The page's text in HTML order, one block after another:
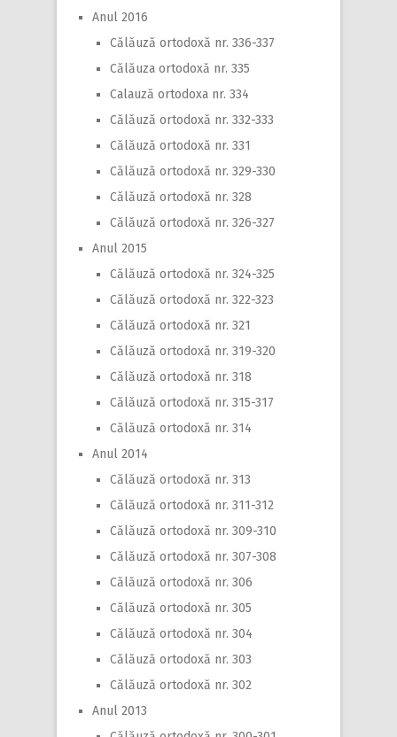
Anul 2016
Călăuză ortodoxă nr. 336-337
Călăuza ortodoxă nr. 335
Calauză ortodoxa nr. 334
Călăuză ortodoxă nr. 332-333
Călăuză ortodoxă nr. 331
Călăuză ortodoxă nr. 329-330
Călăuză ortodoxă nr. 328
Călăuză ortodoxă nr. 326-327
Anul 2015
Călăuză ortodoxă nr. 324-325
Călăuză ortodoxă nr. 322-323
Călăuză ortodoxă nr. 321
Călăuză ortodoxă nr. 319-320
Călăuză ortodoxă nr. 318
Călăuză ortodoxă nr. 315-317
Călăuză ortodoxă nr. 314
Anul 2014
Călăuză ortodoxă nr. 313
Călăuză ortodoxă nr. 311-312
Călăuză ortodoxă nr. 309-310
Călăuză ortodoxă nr. 307-308
Călăuză ortodoxă nr. 306
Călăuză ortodoxă nr. 305
Călăuză ortodoxă nr. 304
Călăuză ortodoxă nr. 303
Călăuză ortodoxă nr. 302
Anul 2013